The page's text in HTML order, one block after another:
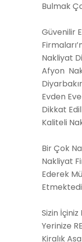
Bulmak
Güvenilir
Nakliyat
Afyon
Evden
Dikkat
Kaliteli
Bir Çok
Nakliyat
Ederek
Sizin
Yerinize
Kiralık